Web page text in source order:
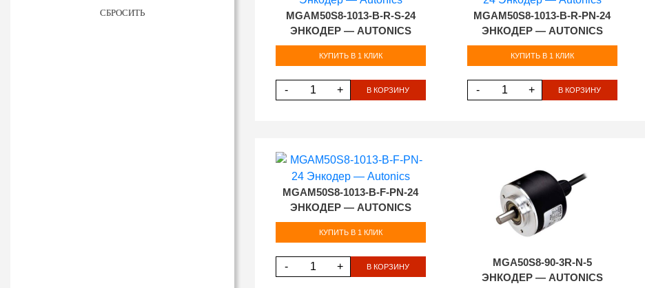
СБРОСИТЬ
MGAM50S8-1013-B-R-S-24
ЭНКОДЕР — AUTONICS
КУПИТЬ В 1 КЛИК
- + В КОРЗИНУ
MGAM50S8-1013-B-R-PN-24
ЭНКОДЕР — AUTONICS
КУПИТЬ В 1 КЛИК
- + В КОРЗИНУ
MGAM50S8-1013-B-F-PN-24
ЭНКОДЕР — AUTONICS
КУПИТЬ В 1 КЛИК
- + В КОРЗИНУ
MGA50S8-90-3R-N-5
ЭНКОДЕР — AUTONICS